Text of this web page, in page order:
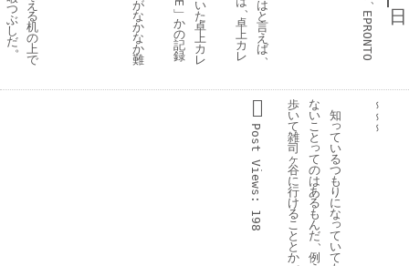
日
EPRONTO
は
と
言
え
ば、
、
卓
上
カ
レ
い
た
卓
上
カ
レ
﹂
か
の
記
録
が
な
か
な
か
難
え
る
机
の
上
で
つ
ぶ
し
だ。
～
～
～
知
っ
て
い
る
つ
も
り
に
な
っ
て
い
て
な
い
こ
と
っ
て
の
は
あ
る
も
ん
だ、
例
歩
い
て
雑
司
ヶ
谷
に
行
け
る
こ
と
と
か。
Post
Views:
198